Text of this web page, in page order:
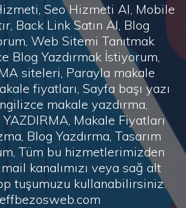
Seo Hizmeti Al, Mobile
Back Link Satın Al, Blog
Web Sitemi Tanıtmak
Blog Yazdırmak İstiyorum,
siteleri, Parayla makale
fiyatları, Sayfa başı yazı
makale yazdırma,
Makale Fiyatları
Blog Yazdırma, Tasarım
Tüm bu hizmetlerimizden
kanalımızı veya sağ alt
tuşumuzu kullanabilirsiniz.